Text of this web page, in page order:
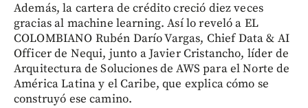
Además, la cartera de crédito creció diez veces
gracias al machine learning. Así lo reveló a EL
COLOMBIANO Rubén Darío Vargas, Chief Data & AI
Officer de Nequi, junto a Javier Cristancho, líder de
Arquitectura de Soluciones de AWS para el Norte de
América Latina y el Caribe, que explica cómo se
construyó ese camino.